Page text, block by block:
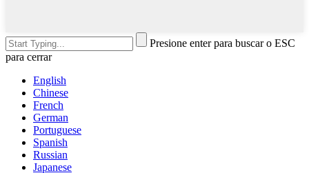
Presione enter para buscar o ESC
para cerrar
English
Chinese
French
German
Portuguese
Spanish
Russian
Japanese